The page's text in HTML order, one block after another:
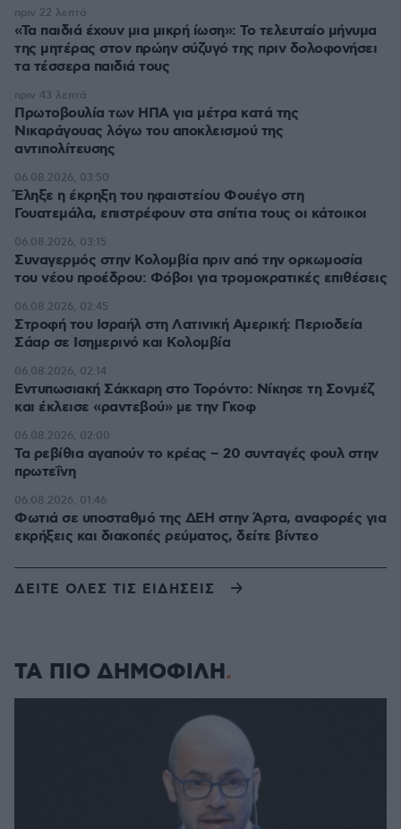
«Τα παιδιά έχουν μια μικρή ίωση»: Το τελευταίο μήνυμα
της μητέρας στον πρώην σύζυγό της πριν δολοφονήσει
τα τέσσερα παιδιά τους
πριν 22 λεπτά
Πρωτοβουλία των ΗΠΑ για μέτρα κατά της
Νικαράγουας λόγω του αποκλεισμού της
αντιπολίτευσης
πριν 43 λεπτά
Έληξε η έκρηξη του ηφαιστείου Φουέγο στη
Γουατεμάλα, επιστρέφουν στα σπίτια τους οι κάτοικοι
06.08.2026, 03:50
Συναγερμός στην Κολομβία πριν από την ορκωμοσία
του νέου προέδρου: Φόβοι για τρομοκρατικές επιθέσεις
06.08.2026, 03:15
Στροφή του Ισραήλ στη Λατινική Αμερική: Περιοδεία
Σάαρ σε Ισημερινό και Κολομβία
06.08.2026, 02:45
Εντυπωσιακή Σάκκαρη στο Τορόντο: Νίκησε τη Σονμέζ
και έκλεισε «ραντεβού» με την Γκοφ
06.08.2026, 02:14
Τα ρεβίθια αγαπούν το κρέας – 20 συνταγές φουλ στην
πρωτεΐνη
06.08.2026, 02:00
Φωτιά σε υποσταθμό της ΔΕΗ στην Άρτα, αναφορές για
εκρήξεις και διακοπές ρεύματος, δείτε βίντεο
06.08.2026, 01:46
ΔΕΙΤΕ ΟΛΕΣ ΤΙΣ ΕΙΔΗΣΕΙΣ
ΤΑ ΠΙΟ ΔΗΜΟΦΙΛΗ